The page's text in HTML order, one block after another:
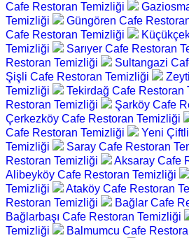
Cafe Restoran Temizliği
Temizliği
Güngören Cafe
Cafe Restoran Temizliği
Temizliği
Sarıyer Cafe Restoran
Restoran Temizliği
Sultangazi
Şişli Cafe Restoran Temizliği
Temizliği
Tekirdağ Cafe Restoran
Restoran Temizliği
Şarköy Cafe
Çerkezköy Cafe Restoran Temizliği
Cafe Restoran Temizliği
Yeni
Temizliği
Saray Cafe Restoran
Restoran Temizliği
Aksaray Cafe
Alibeyköy Cafe Restoran Temizliği
Temizliği
Ataköy Cafe Restoran
Restoran Temizliği
Bağlar Cafe
Bağlarbaşı Cafe Restoran Temizliği
Temizliği
Balmumcu Cafe